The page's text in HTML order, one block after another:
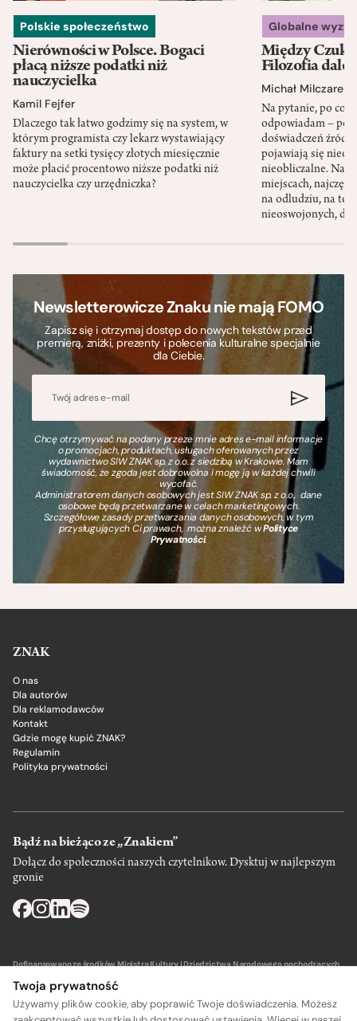
Polskie społeczeństwo
Nierówności w Polsce. Bogaci
płacą niższe podatki niż
nauczycielka
Kamil Fejfer
Dlaczego tak łatwo godzimy się na system, w
którym programista czy lekarz wystawiający
faktury na setki tysięcy złotych miesięcznie
może płacić procentowo niższe podatki niż
nauczycielka czy urzędniczka?
Globalne
Między
Filozofia
Michał Milczarek
Na pytanie, po co
odpowiadam – po
doświadczeń
pojawiają się
nieobliczalne.
miejscach,
na odludziu, na
nieoswojonych,
Newsletterowicze Znaku nie mają FOMO
Zapisz się i otrzymaj dostęp do nowych tekstów przed
premierą, zniżki, prezenty i polecenia kulturalne specjalnie
dla Ciebie.
Chcę otrzymywać na podany przeze mnie adres e-mail informacje
o promocjach, produktach, usługach oferowanych przez
wydawnictwo SIW ZNAK sp. z o.o. z siedzibą w Krakowie. Mam
świadomość, że zgoda jest dobrowolna i mogę ją w każdej chwili
wycofać.
Administratorem danych osobowych jest SIW ZNAK sp. z o.o., dane
osobowe będą przetwarzane w celach marketingowych.
Szczegółowe zasady przetwarzania danych osobowych, w tym
przysługujących Ci prawach, można znaleźć wPolityce
Prywatności.
ZNAK
O nas
Dla autorów
Dla reklamodawców
Kontakt
Gdzie mogę kupić ZNAK?
Regulamin
Polityka prywatności
Bądź na bieżąco ze „Znakiem”
Dołącz do społeczności naszych czytelnikow. Dysktuj w najlepszym
gronie
Dofinansowano ze środków Ministra Kultury i Dziedzictwa Narodowego pochodzących
Twoja prywatność
Używamy plików cookie, aby poprawić Twoje doświadczenia. Możesz